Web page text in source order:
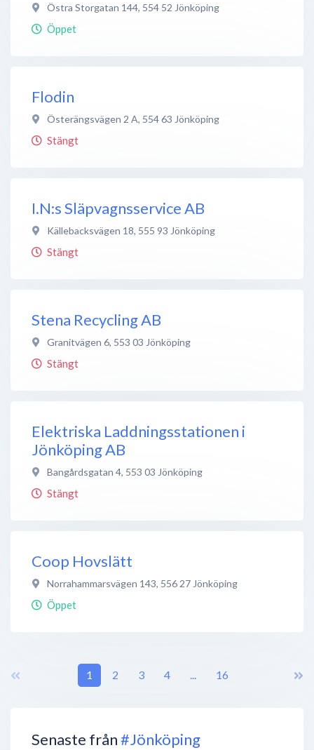
Senaste från#Jönköping
Östra Storgatan 144, 554 52 Jönköping
Öppet
Flodin
Österängsvägen 2 A, 554 63 Jönköping
Stängt
I.N:s Släpvagnsservice AB
Källebacksvägen 18, 555 93 Jönköping
Stängt
Stena Recycling AB
Granitvägen 6, 553 03 Jönköping
Stängt
Elektriska Laddningsstationen i
Jönköping AB
Bangårdsgatan 4, 553 03 Jönköping
Stängt
Coop Hovslätt
Norrahammarsvägen 143, 556 27 Jönköping
Öppet
1 2 3 4 ... 16